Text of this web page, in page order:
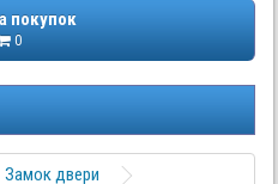
покупок
0
Замок двери